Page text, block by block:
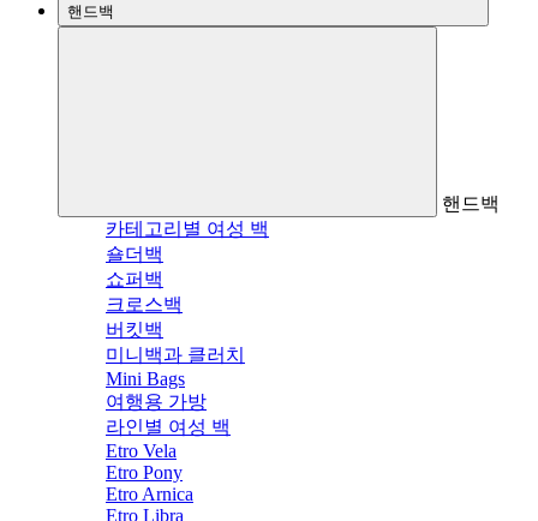
핸드백
핸드백
카테고리별 여성 백
숄더백
쇼퍼백
크로스백
버킷백
미니백과 클러치
Mini Bags
여행용 가방
라인별 여성 백
Etro Vela
Etro Pony
Etro Arnica
Etro Libra